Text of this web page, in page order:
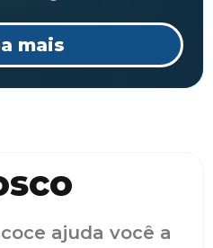
mais
ajuda você a